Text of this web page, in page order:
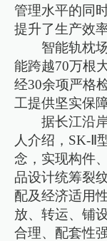
管理水平的同
提升了生产效率
智能轨枕
能跨越70万根
经30余项严格
工提供坚实保障
据长江沿
人介绍，SK-Ⅱ
念，实现构件
品设计统筹裂
配及经济适用
放、转运、铺
合理、配套性